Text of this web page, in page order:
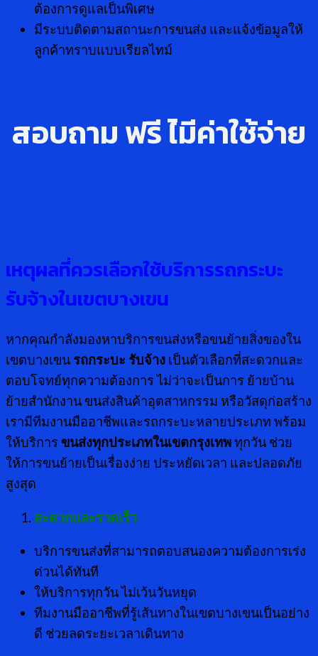
ต้องการดูแลเป็นพิเศษ
มีระบบติดตามสถานะการขนส่ง และแจ้งข้อมูลให้
ลูกค้าทราบแบบเรียลไทม์
สอบถาม ฟรี ไ่มีค่าใช้จ่าย
เหตุผลที่ควรเลือกใช้บริการรถกระบะ
รับจ้างในเขตบางเขน
หากคุณกำลังมองหาบริการขนส่งหรือขนย้ายสิ่งของใน
เขตบางเขน รถกระบะ รับจ้าง เป็นตัวเลือกที่สะดวกและ
ตอบโจทย์ทุกความต้องการ ไม่ว่าจะเป็นการ ย้ายบ้าน
ย้ายสำนักงาน ขนส่งสินค้าอุตสาหกรรม หรือวัสดุก่อสร้าง
เรามีทีมงานมืออาชีพและรถกระบะหลายประเภท พร้อม
ให้บริการ ขนส่งทุกประเภทในเขตกรุงเทพทุกวัน ช่วย
ให้การขนย้ายเป็นเรื่องง่าย ประหยัดเวลา และปลอดภัย
สูงสุด
สะดวกและรวดเร็ว
บริการขนส่งที่สามารถตอบสนองความต้องการเร่ง
ด่วนได้ทันที
ให้บริการทุกวัน ไม่เว้นวันหยุด
ทีมงานมืออาชีพที่รู้เส้นทางในเขตบางเขนเป็นอย่าง
ดี ช่วยลดระยะเวลาเดินทาง